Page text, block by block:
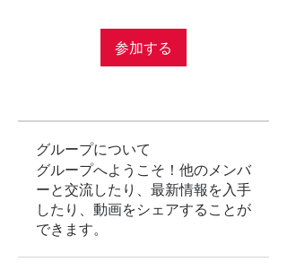
参加する
グループについて
グループへようこそ！他のメンバ
ーと交流したり、最新情報を入手
したり、動画をシェアすることが
できます。